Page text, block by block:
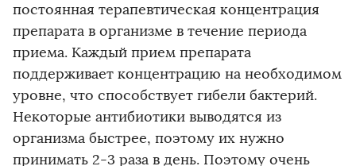
постоянная терапевтическая концентрация
препарата в организме в течение периода
приема. Каждый прием препарата
поддерживает концентрацию на необходимом
уровне, что способствует гибели бактерий.
Некоторые антибиотики выводятся из
организма быстрее, поэтому их нужно
принимать 2-3 раза в день. Поэтому очень